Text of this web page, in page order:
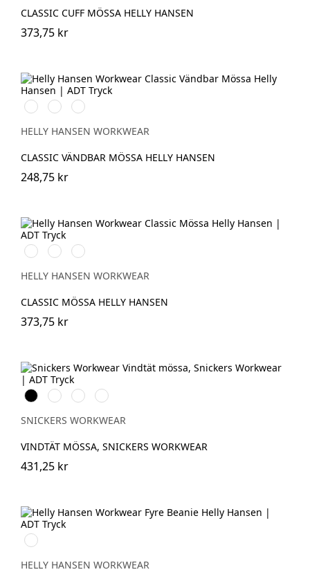
CLASSIC CUFF MÖSSA HELLY HANSEN
373,75 kr
990
BLACK/YELLOW
970
DARK
GREY/ORANGE
590
NAVY/STONE
HELLY HANSEN WORKWEAR
CLASSIC VÄNDBAR MÖSSA HELLY HANSEN
248,75 kr
591
NAVY
991
BLACK
931
GREY
HELLY HANSEN WORKWEAR
CLASSIC MÖSSA HELLY HANSEN
373,75 kr
Svart StålgråMarinblåNeongul
SNICKERS WORKWEAR
VINDTÄT MÖSSA, SNICKERS WORKWEAR
431,25 kr
950
EBONY
HELLY HANSEN WORKWEAR